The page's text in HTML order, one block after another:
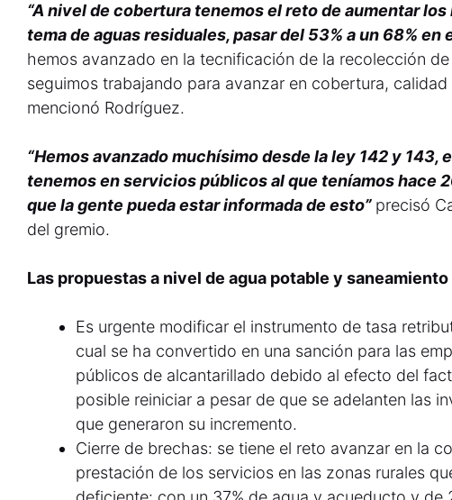
“A nivel de cobertura tenemos el reto de aumentar
tema de aguas residuales, pasar del 53% a un 68% en
hemos avanzado en la tecnificación de la recolección
seguimos trabajando para avanzar en cobertura,
mencionó Rodríguez.
“Hemos avanzado muchísimo desde la ley 142 y 143,
tenemos en servicios públicos al que teníamos hace
que la gente pueda estar informada de esto” precisó
del gremio.
Las propuestas a nivel de agua potable y
Es urgente modificar el instrumento de tasa
cual se ha convertido en una sanción para las
públicos de alcantarillado debido al efecto del
posible reiniciar a pesar de que se adelanten las
que generaron su incremento.
Cierre de brechas: se tiene el reto avanzar en la
prestación de los servicios en las zonas rurales